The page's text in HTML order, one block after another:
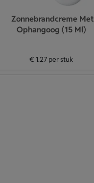
Zonnebrandcreme Met
Ophangoog (15 Ml)
€ 1.27 per stuk